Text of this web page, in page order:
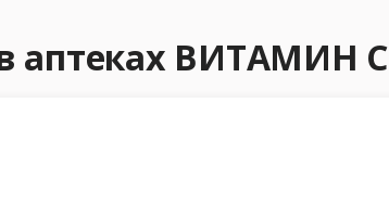
аптеках ВИТАМИН С